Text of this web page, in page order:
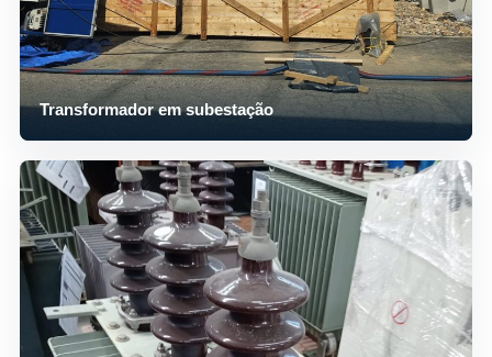
Transformador em subestação